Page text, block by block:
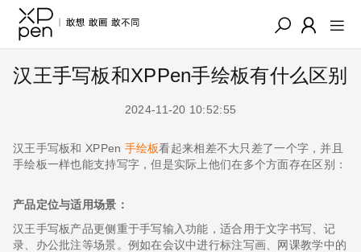
汉王手写板和XPPen手绘板有什么区别
2024-11-20 10:52:55
汉王手写板和 XPPen 手绘板看起来相差不大只差了一个字，并且
手绘板一样也能支持写字，但是实际上他们在多个方面存在区别：
产品定位与适用场景：
汉王手写板产品更侧重于手写输入功能，适合用于文字书写、记
录、办公批注等场景。例如在会议中进行标注写画、网课教学中的